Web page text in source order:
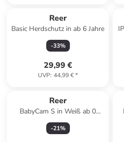
Reer
Basic Herdschutz in ab 6 Jahre
-33%
29,99 €
UVP: 44,99 €*
Reer
BabyCam S in Weiß ab 0
Monate
-21%